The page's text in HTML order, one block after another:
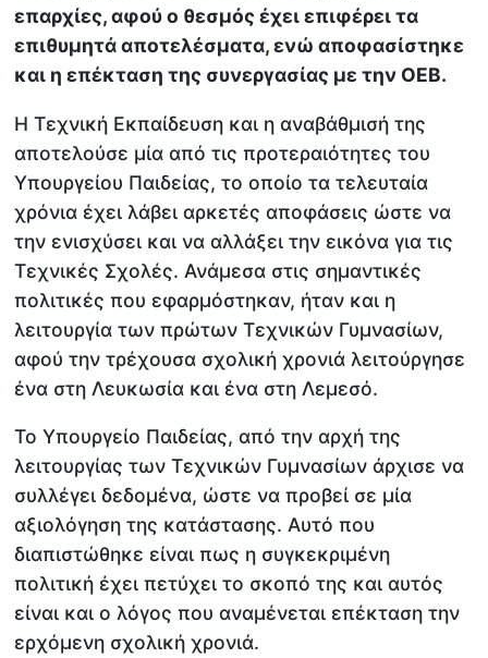
επαρχίες, αφού ο θεσμός έχει επιφέρει τα
επιθυμητά αποτελέσματα, ενώ αποφασίστηκε
και η επέκταση της συνεργασίας με την ΟΕΒ.
Η Τεχνική Εκπαίδευση και η αναβάθμισή της
αποτελούσε μία από τις προτεραιότητες του
Υπουργείου Παιδείας, το οποίο τα τελευταία
χρόνια έχει λάβει αρκετές αποφάσεις ώστε να
την ενισχύσει και να αλλάξει την εικόνα για τις
Τεχνικές Σχολές. Ανάμεσα στις σημαντικές
πολιτικές που εφαρμόστηκαν, ήταν και η
λειτουργία των πρώτων Τεχνικών Γυμνασίων,
αφού την τρέχουσα σχολική χρονιά λειτούργησε
ένα στη Λευκωσία και ένα στη Λεμεσό.
Το Υπουργείο Παιδείας, από την αρχή της
λειτουργίας των Τεχνικών Γυμνασίων άρχισε να
συλλέγει δεδομένα, ώστε να προβεί σε μία
αξιολόγηση της κατάστασης. Αυτό που
διαπιστώθηκε είναι πως η συγκεκριμένη
πολιτική έχει πετύχει το σκοπό της και αυτός
είναι και ο λόγος που αναμένεται επέκταση την
ερχόμενη σχολική χρονιά.